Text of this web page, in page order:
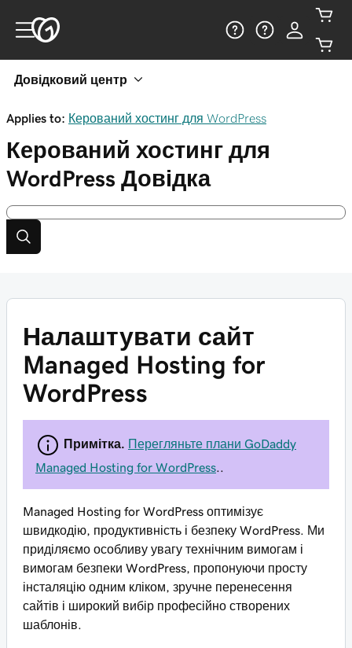
Довідковий центр
Applies to: Керований хостинг для WordPress
Керований хостинг для
WordPress Довідка
Налаштувати сайт
Managed Hosting for
WordPress
Примітка. Перегляньте плани GoDaddy
Managed Hosting for WordPress
Managed Hosting for WordPress оптимізує
швидкодію, продуктивність і безпеку WordPress. Ми
приділяємо особливу увагу технічним вимогам і
вимогам безпеки WordPress, пропонуючи просту
інсталяцію одним кліком, зручне перенесення
сайтів і широкий вибір професійно створених
шаблонів.